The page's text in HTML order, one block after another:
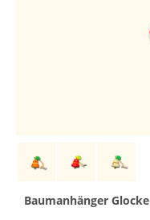
Baumanhänger Glocke